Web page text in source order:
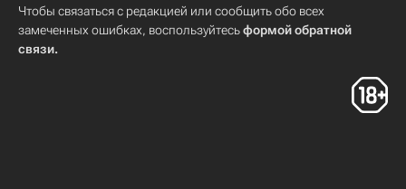
Чтобы связаться с редакцией или сообщить обо всех
замеченных ошибках, воспользуйтесьформой обратной
связи.